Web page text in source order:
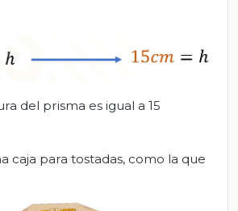
del prisma es igual a 15
caja para tostadas, como la que